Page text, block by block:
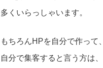
多くいらっしゃいます。
もちろんHPを自分で作って、
自分で集客すると言う方は、